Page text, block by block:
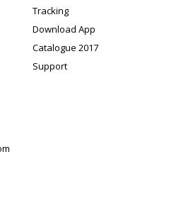
Tracking
Download App
Catalogue 2017
Support